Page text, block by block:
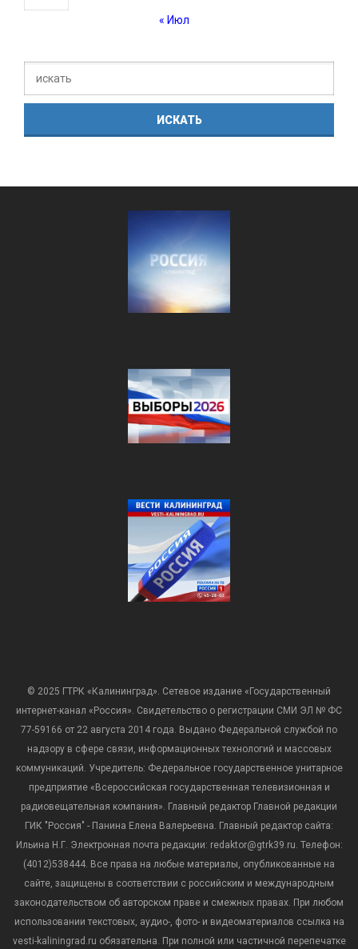
« Июл
© 2025 ГТРК «Калининград». Сетевое издание «Государственный
интернет-канал «Россия». Свидетельство о регистрации СМИ ЭЛ № ФС
77-59166 от 22 августа 2014 года. Выдано Федеральной службой по
надзору в сфере связи, информационных технологий и массовых
коммуникаций. Учредитель: Федеральное государственное унитарное
предприятие «Всероссийская государственная телевизионная и
радиовещательная компания». Главный редактор Главной редакции
ГИК "Россия" - Панина Елена Валерьевна. Главный редактор сайта:
Ильина Н.Г. Электронная почта редакции: redaktor@gtrk39.ru. Телефон:
(4012)538444. Все права на любые материалы, опубликованные на
сайте, защищены в соответствии с российским и международным
законодательством об авторском праве и смежных правах. При любом
использовании текстовых, аудио-, фото- и видеоматериалов ссылка на
vesti-kaliningrad.ru обязательна. При полной или частичной перепечатке